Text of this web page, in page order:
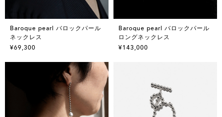
Baroque pearl バロックパール
ネックレス
¥69,300
Baroque pearl バロックパール
ロングネックレス
¥143,000